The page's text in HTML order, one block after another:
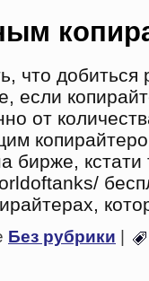
что добиться
если
от
бирже, кстати
Без рубрики